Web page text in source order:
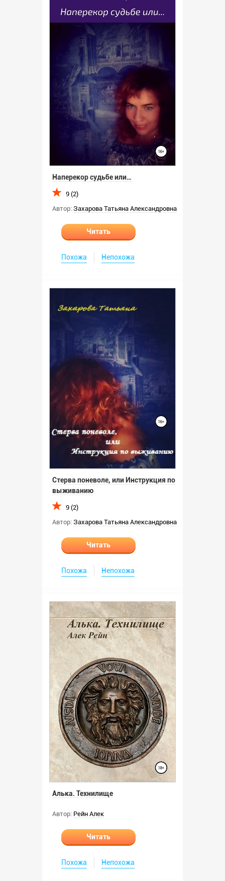
Наперекор судьбе или…
9 (2)
Автор: Захарова Татьяна Александровна
Читать
Похожа Непохожа
Стерва поневоле, или Инструкция по
выживанию
9 (2)
Автор: Захарова Татьяна Александровна
Читать
Похожа Непохожа
Алька. Технилище
Автор: Рейн Алек
Читать
Похожа Непохожа